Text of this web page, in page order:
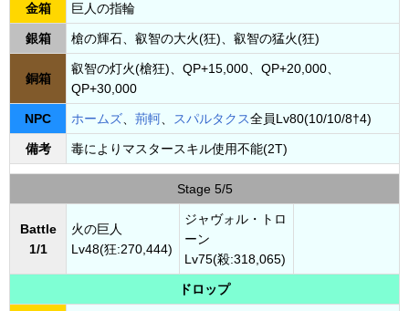
金箱 巨人の指輪
銀箱 槍の輝石、叡智の大火(狂)、叡智の猛火(狂)
銅箱
叡智の灯火(槍狂)、QP+15,000、QP+20,000、
QP+30,000
NPC ホームズ 荊軻 スパルタクス全員Lv80(10/10/8†4)
備考 毒によりマスタースキル使用不能(2T)
Stage 5/5
Battle
1/1
火の巨人
Lv48(狂:270,444)
ジャヴォル・トロ
ーン
Lv75(殺:318,065)
ドロップ